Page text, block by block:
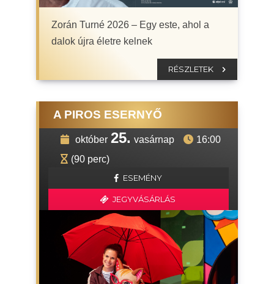
Zorán Turné 2026 – Egy este, ahol a
dalok újra életre kelnek
RÉSZLETEK
A PIROS ESERNYŐ
október 25. vasárnap
16:00
(90 perc)
ESEMÉNY
JEGYVÁSÁRLÁS